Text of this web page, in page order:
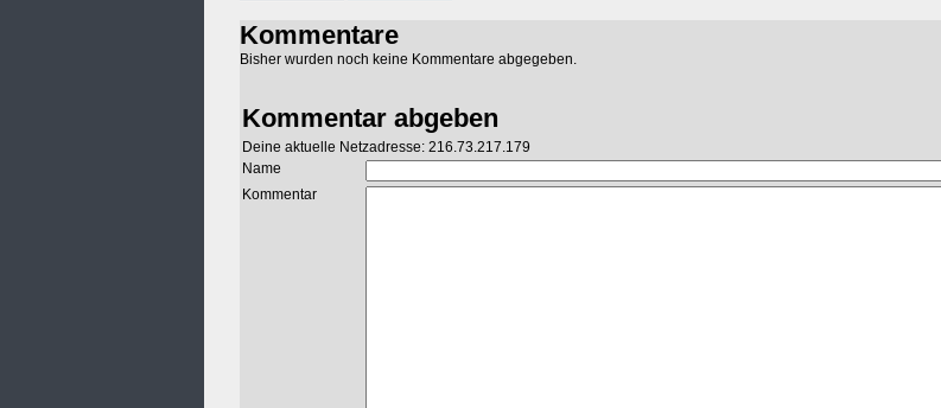
Kommentare
Bisher wurden noch keine Kommentare abgegeben.
Kommentar abgeben
Deine aktuelle Netzadresse: 216.73.217.179
Name
Kommentar